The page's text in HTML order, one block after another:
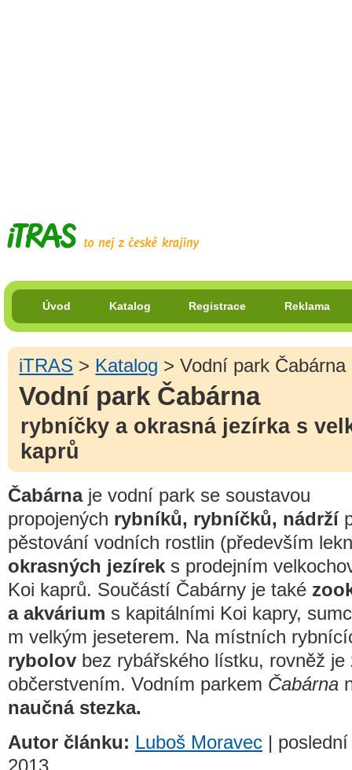
Úvod Katalog Registrace Reklama
iTRAS > Katalog > Vodní park Čabárna
Vodní park Čabárna
rybníčky a okrasná jezírka s
kaprů
Čabárnaje vodní park se soustavou
propojených rybníků, rybníčků, nádrží
pěstování vodních rostlin (především
okrasných jezírek s prodejním
Koi kaprů. Součástí Čabárny je také
a akvárium s kapitálními Koi kapry,
m velkým jeseterem. Na místních
rybolov bez rybářského lístku, rovněž
občerstvením. Vodním parkem Čabárna
naučná stezka.
Autor článku: Luboš Moravec |
2013